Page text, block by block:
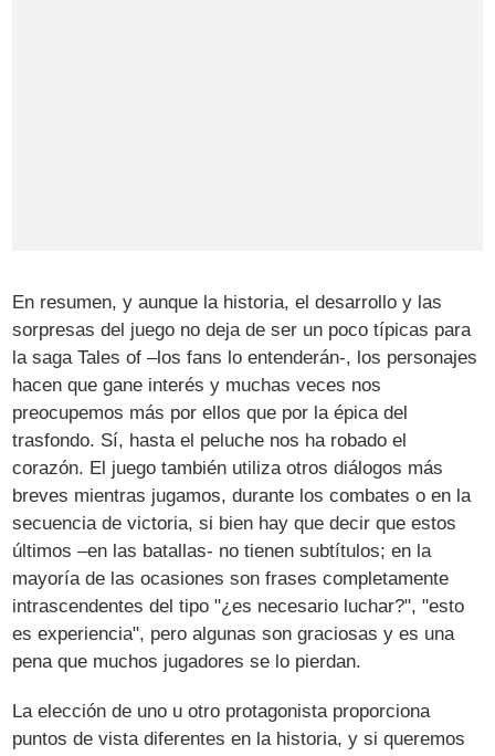
En resumen, y aunque la historia, el desarrollo y las
sorpresas del juego no deja de ser un poco típicas para
la saga Tales of –los fans lo entenderán-, los personajes
hacen que gane interés y muchas veces nos
preocupemos más por ellos que por la épica del
trasfondo. Sí, hasta el peluche nos ha robado el
corazón. El juego también utiliza otros diálogos más
breves mientras jugamos, durante los combates o en la
secuencia de victoria, si bien hay que decir que estos
últimos –en las batallas- no tienen subtítulos; en la
mayoría de las ocasiones son frases completamente
intrascendentes del tipo "¿es necesario luchar?", "esto
es experiencia", pero algunas son graciosas y es una
pena que muchos jugadores se lo pierdan.
La elección de uno u otro protagonista proporciona
puntos de vista diferentes en la historia, y si queremos